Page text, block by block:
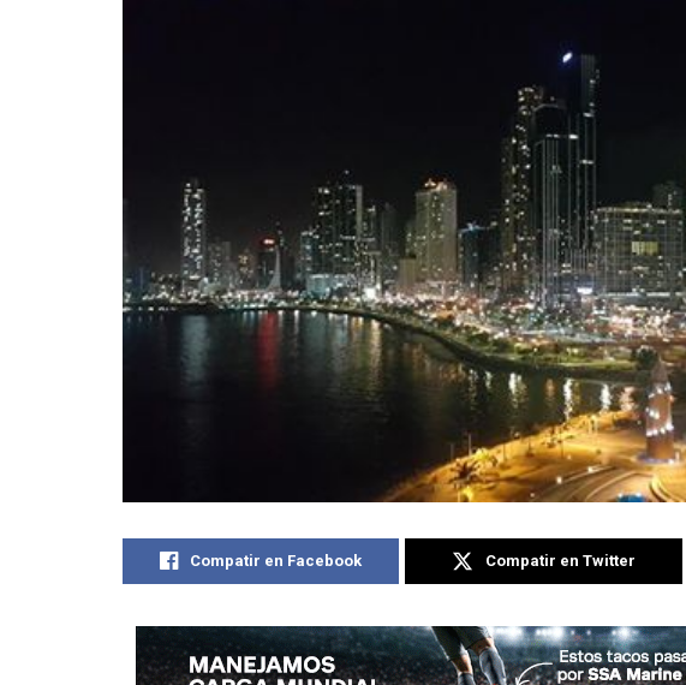
Compatir en Facebook Compatir en Twitter